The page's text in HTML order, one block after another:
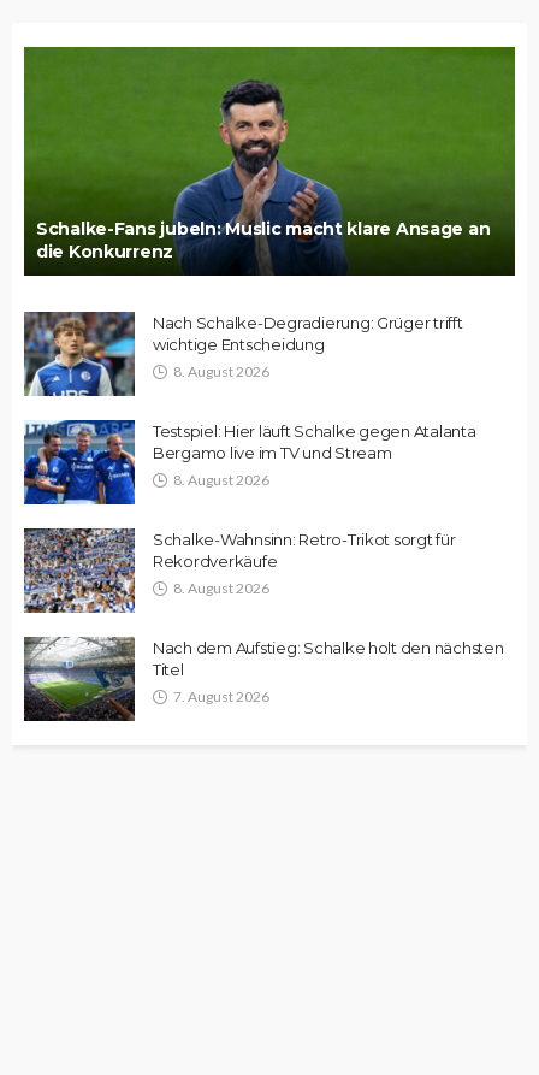
Schalke-Fans jubeln: Muslic macht klare Ansage an
die Konkurrenz
Nach Schalke-Degradierung: Grüger trifft
wichtige Entscheidung
8. August 2026
Testspiel: Hier läuft Schalke gegen Atalanta
Bergamo live im TV und Stream
8. August 2026
Schalke-Wahnsinn: Retro-Trikot sorgt für
Rekordverkäufe
8. August 2026
Nach dem Aufstieg: Schalke holt den nächsten
Titel
7. August 2026